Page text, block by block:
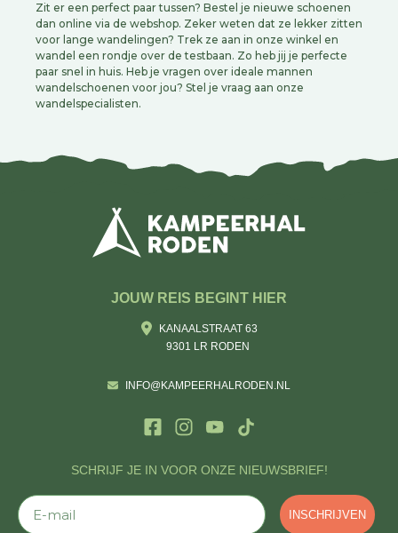
Zit er een perfect paar tussen? Bestel je nieuwe schoenen
dan online via de webshop. Zeker weten dat ze lekker zitten
voor lange wandelingen? Trek ze aan in onze winkel en
wandel een rondje over de testbaan. Zo heb jij je perfecte
paar snel in huis. Heb je vragen over ideale mannen
wandelschoenen voor jou? Stel je vraag aan onze
wandelspecialisten.
SCHRIJF JE IN VOOR ONZE NIEUWSBRIEF!
E-mail
INSCHRIJVEN
JOUW REIS BEGINT HIER
KANAALSTRAAT 63
9301 LR RODEN
INFO@KAMPEERHALRODEN.NL